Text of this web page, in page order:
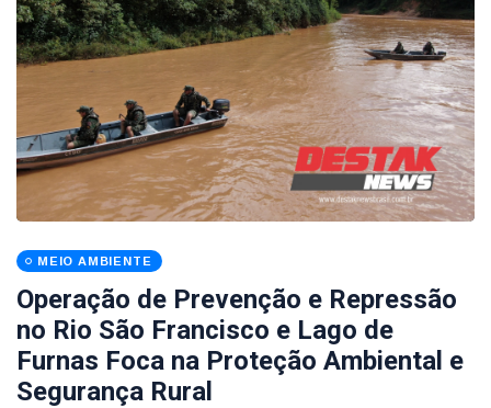
MEIO AMBIENTE
Operação de Prevenção e Repressão
no Rio São Francisco e Lago de
Furnas Foca na Proteção Ambiental e
Segurança Rural